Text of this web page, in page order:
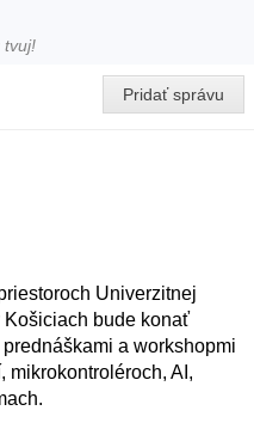
tvuj!
Pridať správu
Univerzitnej
Košiciach bude konať
a workshopmi
mikrokontroléroch, AI,